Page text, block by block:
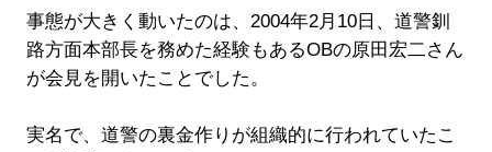
事態が大きく動いたのは、2004年2月10日、道警釧
路方面本部長を務めた経験もあるOBの原田宏二さん
が会見を開いたことでした。
実名で、道警の裏金作りが組織的に行われていたこ